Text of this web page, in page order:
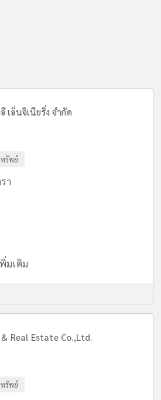
เอ็นจิเนียริ่ง จำกัด
รัพย์
า
มเติม
Real Estate Co.,Ltd.
รัพย์